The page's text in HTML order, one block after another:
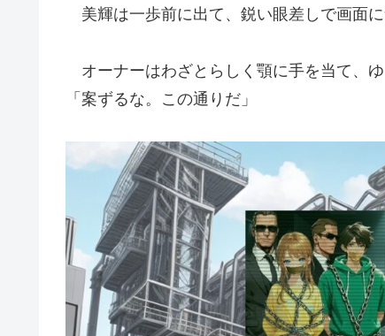
美輝は一歩前に出て、鋭い眼差しで画面に
オーナーはわざとらしく顎に手を当て、ゆ
「案ずるな。この通りだ」